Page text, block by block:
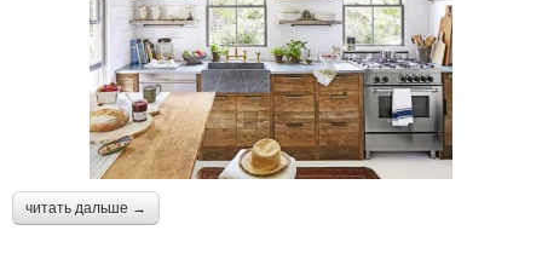
читать дальше →